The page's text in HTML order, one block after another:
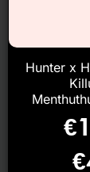
Hunter x
€
€